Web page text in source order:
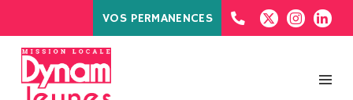
VOS PERMANENCES